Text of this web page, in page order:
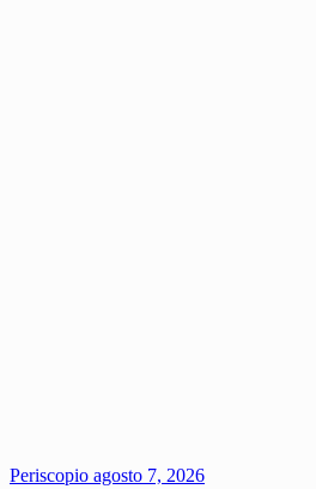
Periscopio agosto 7, 2026